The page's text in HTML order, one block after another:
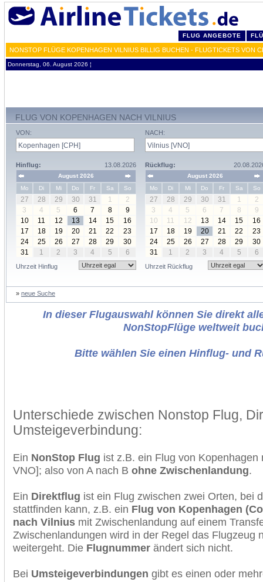
FLUG ANGEBOTE
NONSTOP FLÜGE KOPENHAGEN VILNIUS BILLIG BUCHEN - FLUGTICKETS VON
Donnerstag, 06. August 2026 ¦
FLUG VON KOPENHAGEN NACH VILNIUS
VON:
Hinflug: 13.08.2026
August 2026
Mo
Di Mi Do Fr Sa So
27 28 29 30 31 1
2
3
4 5 6 7 8
9
10
11 12 13 14 15
16
17
18 19 20 21 22
23
24
25 26 27 28 29
30
31
1 2 3 4 5 6
Uhrzeit Hinflug
NACH:
Rückflug:
August 2026
Mo
Di Mi Do Fr Sa So
27 28 29 30 31 1
2
3
4 5 6 7 8
9
10
11 12 13 14 15
16
17
18 19 20 21 22
23
24
25 26 27 28 29
30
31
1 2 3 4 5 6
Uhrzeit Rückflug
» neue Suche
In dieser Flugauswahl können Sie direkt
NonStopFlüge weltweit
Bitte wählen Sie einen Hinflug- und
Unterschiede zwischen Nonstop Flug,
Umsteigeverbindung:
Ein NonStop Flug ist z.B. ein Flug von
VNO]; also von A nach B ohne Zwischenlandung.
Ein Direktflug ist ein Flug zwischen zwei Orten, bei
stattfinden kann, z.B. ein Flug von Kopenhagen
nach Vilnius mit Zwischenlandung auf einem
Zwischenlandungen wird in der Regel das Flugzeug
weitergeht. Die Flugnummer ändert sich nicht.
Bei Umsteigeverbindungen gibt es einen oder